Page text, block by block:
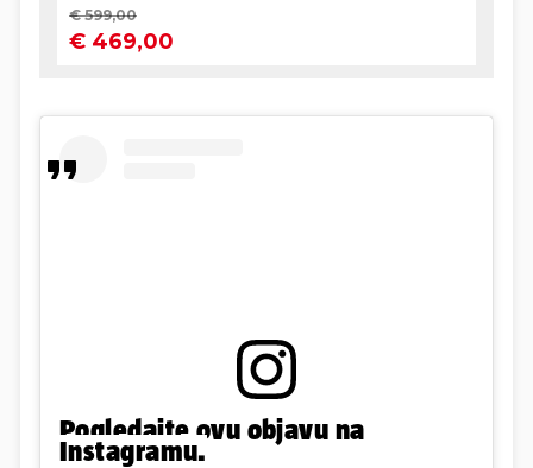
Pogledajte ovu objavu na
Instagramu.